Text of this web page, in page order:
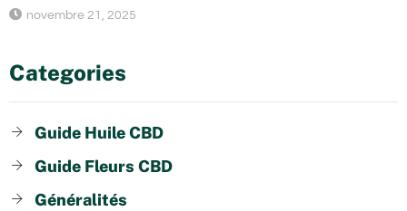
novembre 21, 2025
Categories
Guide Huile CBD
Guide Fleurs CBD
Généralités